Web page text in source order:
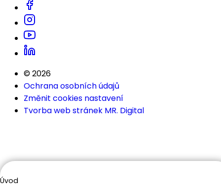
Úvod
© 2026
Ochrana osobních údajů
Změnit cookies nastavení
Tvorba web stránek MR. Digital